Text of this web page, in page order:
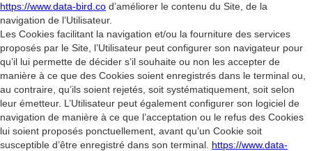
https://www.data-bird.co d’améliorer le contenu du Site, de la
navigation de l’Utilisateur.
Les Cookies facilitant la navigation et/ou la fourniture des services
proposés par le Site, l’Utilisateur peut configurer son navigateur pour
qu’il lui permette de décider s’il souhaite ou non les accepter de
manière à ce que des Cookies soient enregistrés dans le terminal ou,
au contraire, qu’ils soient rejetés, soit systématiquement, soit selon
leur émetteur. L’Utilisateur peut également configurer son logiciel de
navigation de manière à ce que l’acceptation ou le refus des Cookies
lui soient proposés ponctuellement, avant qu’un Cookie soit
susceptible d’être enregistré dans son terminal. https://www.data-